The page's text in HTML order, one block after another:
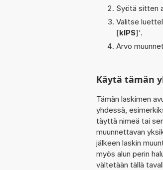
Syötä sitten
Valitse
[kIPS]'.
Arvo
Käytä tämän
Tämän laskimen
yhdessä,
täyttä nimeä tai
muunnettavan
jälkeen laskin
myös alun perin
vältetään tällä